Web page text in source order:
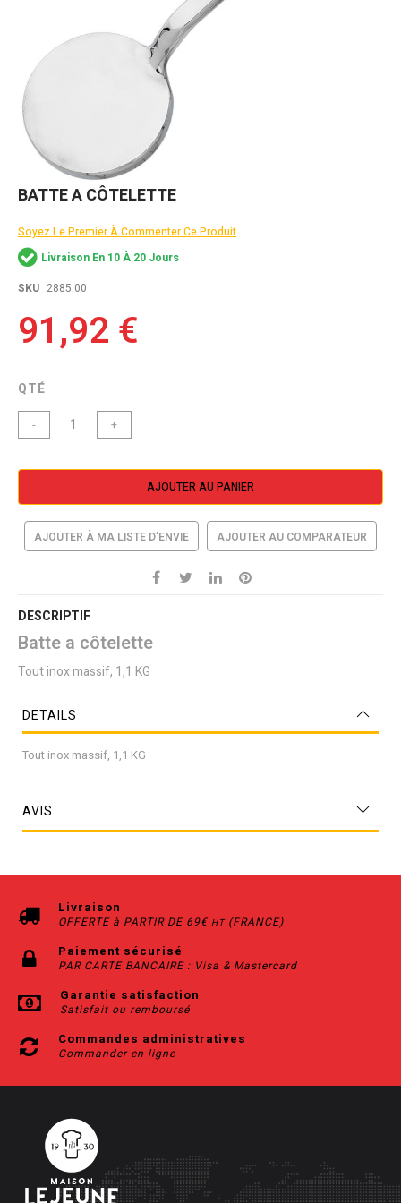
Skip
beginning
of
the
images
BATTE A CÔTELETTE
Soyez Le Premier À Commenter Ce Produit
Livraison En 10 À 20 Jours
SKU 2885.00
91,92 €
QTÉ
- +
AJOUTER AU PANIER
AJOUTER À MA LISTE D’ENVIE AJOUTER AU COMPARATEUR
DESCRIPTIF
Batte a côtelette
Tout inox massif, 1,1 KG
DETAILS
Tout inox massif, 1,1 KG
AVIS
Livraison
OFFERTE à PARTIR DE 69€ HT(FRANCE)
Paiement sécurisé
PAR CARTE BANCAIRE : Visa & Mastercard
Garantie satisfaction
Satisfait ou remboursé
Commandes administratives
Commander en ligne